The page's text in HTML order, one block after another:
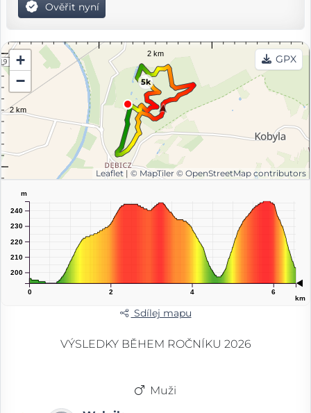
Ověřit nyní
5k
+
−
GPX
Leaflet | © MapTiler © OpenStreetMap contributors
0 2 4 6
km
200
210
220
230
240
m
Sdílej mapu
VÝSLEDKY BĚHEM ROČNÍKU 2026
Muži